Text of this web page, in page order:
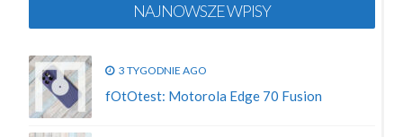
NAJNOWSZE WPISY
3 TYGODNIE AGO
fOtOtest: Motorola Edge 70 Fusion